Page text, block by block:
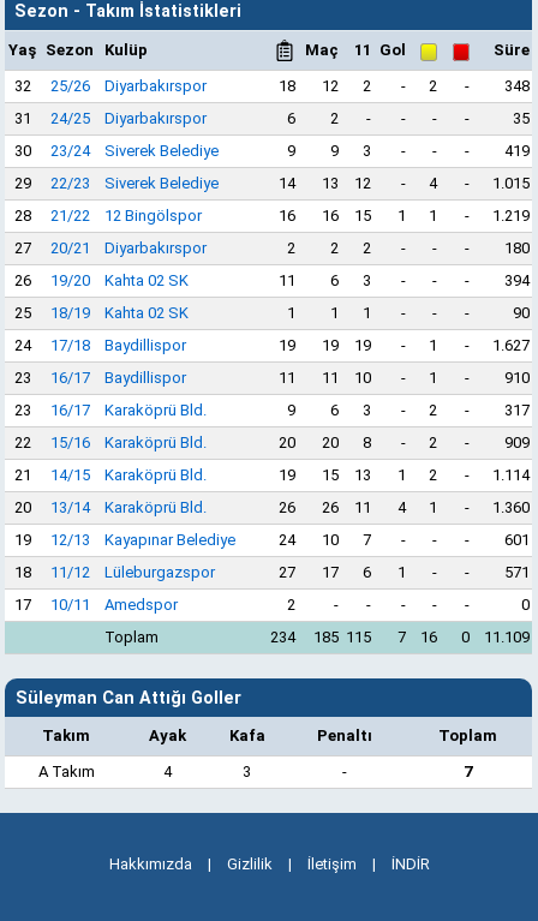
Sezon - Takım İstatistikleri
Yaş Sezon Kulüp Maç 11 Gol
Süre
32
25/26 Diyarbakırspor 18 12 2 - 2 -
348
31
24/25 Diyarbakırspor 6 2 - - - -
35
30
23/24 Siverek Belediye 9 9 3 - - -
419
29
22/23 Siverek Belediye 14 13 12 - 4 -
1.015
28
21/22 12 Bingölspor 16 16 15 1 1 -
1.219
27
20/21 Diyarbakırspor 2 2 2 - - -
180
26
19/20 Kahta 02 SK 11 6 3 - - -
394
25
18/19 Kahta 02 SK 1 1 1 - - -
90
24
17/18 Baydillispor 19 19 19 - 1 -
1.627
23
16/17 Baydillispor 11 11 10 - 1 -
910
23
16/17 Karaköprü Bld. 9 6 3 - 2 -
317
22
15/16 Karaköprü Bld. 20 20 8 - 2 -
909
21
14/15 Karaköprü Bld. 19 15 13 1 2 -
1.114
20
13/14 Karaköprü Bld. 26 26 11 4 1 -
1.360
19
12/13 Kayapınar Belediye 24 10 7 - - -
601
18
11/12 Lüleburgazspor 27 17 6 1 - -
571
17
10/11 Amedspor 2 - - - - -
0
Toplam
234 185 115 7 16 0 11.109
Süleyman Can Attığı Goller
Takım Ayak Kafa Penaltı
Toplam
A Takım
4 3 - 7
Hakkımızda | Gizlilik | İletişim | İNDİR